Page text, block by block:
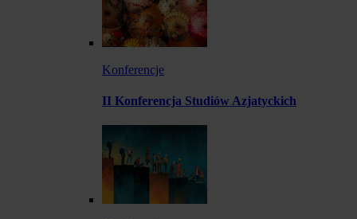
Konferencje
II Konferencja Studiów Azjatyckich